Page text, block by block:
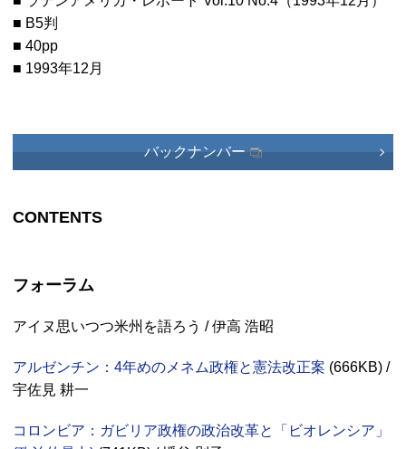
■ B5判
■ 40pp
■ 1993年12月
バックナンバー
CONTENTS
フォーラム
アイヌ思いつつ米州を語ろう / 伊高 浩昭
アルゼンチン：4年めのメネム政権と憲法改正案 (666KB) /
宇佐見 耕一
コロンビア：ガビリア政権の政治改革と「ビオレンシア」